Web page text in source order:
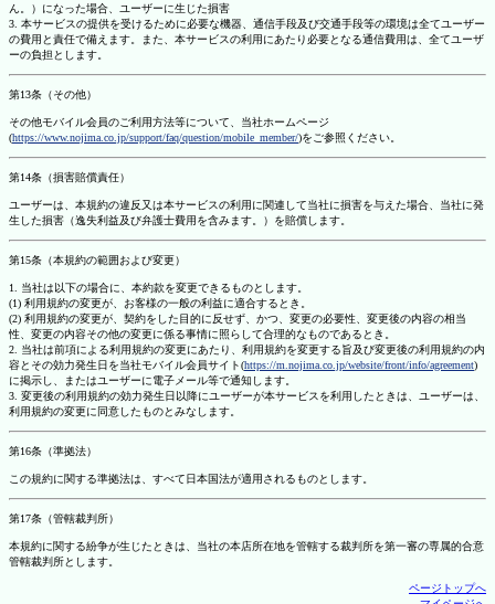
ん。）になった場合、ユーザーに生じた損害
3. 本サービスの提供を受けるために必要な機器、通信手段及び交通手段等の環境は全てユーザー
の費用と責任で備えます。また、本サービスの利用にあたり必要となる通信費用は、全てユーザ
ーの負担とします。
第13条（その他）
その他モバイル会員のご利用方法等について、当社ホームページ
(https://www.nojima.co.jp/support/faq/question/mobile_member/)をご参照ください。
第14条（損害賠償責任）
ユーザーは、本規約の違反又は本サービスの利用に関連して当社に損害を与えた場合、当社に発
生した損害（逸失利益及び弁護士費用を含みます。）を賠償します。
第15条（本規約の範囲および変更）
1. 当社は以下の場合に、本約款を変更できるものとします。
(1) 利用規約の変更が、お客様の一般の利益に適合するとき。
(2) 利用規約の変更が、契約をした目的に反せず、かつ、変更の必要性、変更後の内容の相当
性、変更の内容その他の変更に係る事情に照らして合理的なものであるとき。
2. 当社は前項による利用規約の変更にあたり、利用規約を変更する旨及び変更後の利用規約の内
容とその効力発生日を当社モバイル会員サイト(https://m.nojima.co.jp/website/front/info/agreement)
に掲示し、またはユーザーに電子メール等で通知します。
3. 変更後の利用規約の効力発生日以降にユーザーが本サービスを利用したときは、ユーザーは、
利用規約の変更に同意したものとみなします。
第16条（準拠法）
この規約に関する準拠法は、すべて日本国法が適用されるものとします。
第17条（管轄裁判所）
本規約に関する紛争が生じたときは、当社の本店所在地を管轄する裁判所を第一審の専属的合意
管轄裁判所とします。
ページトップへ